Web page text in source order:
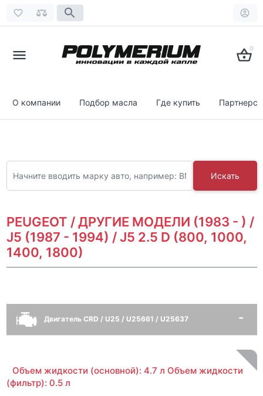
0
О компании Подбор масла Где купить
Искать
PEUGEOT / ДРУГИЕ МОДЕЛИ (1983 - ) /
J5 (1987 - 1994) / J5 2.5 D (800, 1000,
1400, 1800)
Двигатель CRD / U25 / U25661 / U25637
Объем жидкости (основной): 4.7 л Объем жидкости
(фильтр): 0.5 л